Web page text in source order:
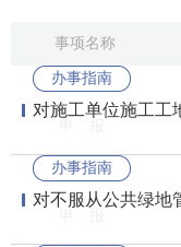
事项名称
办事指南
办事指南